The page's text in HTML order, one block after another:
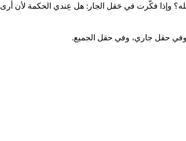
وإذا فكّرت في حَقل الجار: هل عِندي الحكمة لأن أرى
وفي حقل جاري، وفي حقل الجميع.